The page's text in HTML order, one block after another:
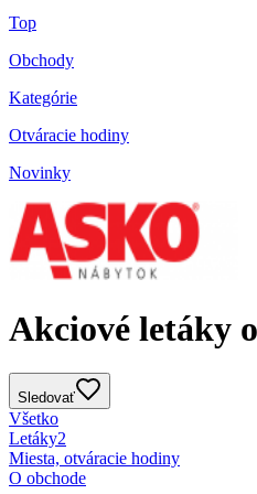
Top
Obchody
Kategórie
Otváracie hodiny
Novinky
Akciové letáky
Sledovať
Všetko
Letáky2
Miesta, otváracie hodiny
O obchode